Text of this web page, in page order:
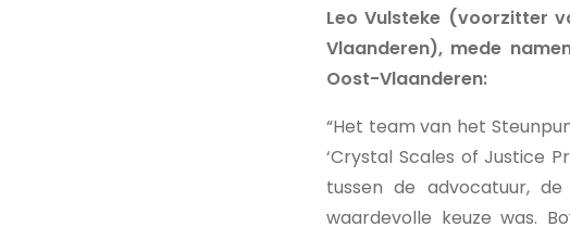
Leo Vulsteke (voorzitter
Vlaanderen), mede
Oost-Vlaanderen:
“Het team van het
‘Crystal Scales of Justice
tussen de advocatuur,
waardevolle keuze was.